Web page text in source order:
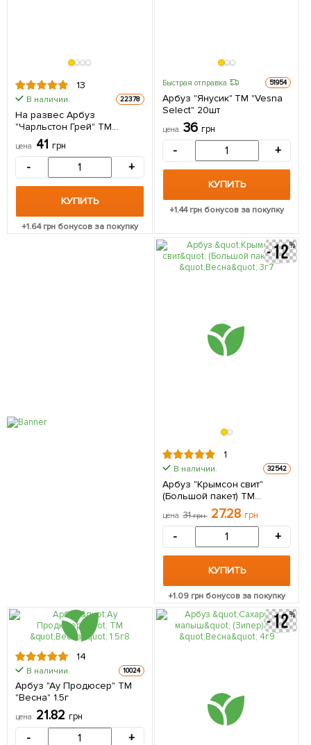
13
В наличии. 22378
На развес Арбуз
"Чарльстон Грей" ТМ
"Весна" цена за 5г
цена 41 грн
- +
КУПИТЬ
+1.64грн бонусов за покупку
Быстрая отправка 51954
Арбуз "Янусик" ТМ "Vesna
Select" 20шт
цена 36 грн
- +
КУПИТЬ
+1.44грн бонусов за покупку
1
В наличии. 32542
Арбуз "Крымсон свит"
(Большой пакет) ТМ
цена 31грн 27.28 грн
- +
КУПИТЬ
+1.09грн бонусов за покупку
14
В наличии. 10024
Арбуз "Ау Продюсер" ТМ
"Весна" 1.5г
цена 21.82 грн
- +